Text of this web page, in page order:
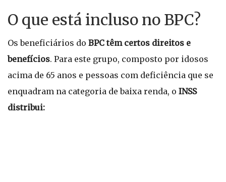
O que está incluso no BPC?
Os beneficiários do BPC têm certos direitos e
benefícios. Para este grupo, composto por idosos
acima de 65 anos e pessoas com deficiência que se
enquadram na categoria de baixa renda, o INSS
distribui: